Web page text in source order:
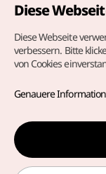
vorbehalten.
dieoffizielle E-Mail-
german@knto.or.kr
Diese
Diese Webseite
verbessern. Bitte
von Cookies
Genauere